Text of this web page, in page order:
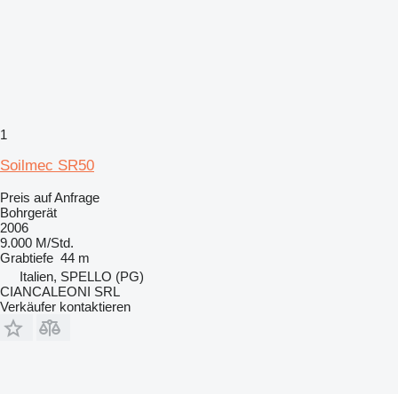
1
Soilmec SR50
Preis auf Anfrage
Bohrgerät
2006
9.000 M/Std.
Grabtiefe 44 m
Italien, SPELLO (PG)
CIANCALEONI SRL
Verkäufer kontaktieren